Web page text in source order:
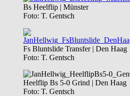
Bs Heelflip | Münster
Foto: T. Gentsch
Fs Bluntslide Transfer | Den Haag
Foto: T. Gentsch
Heelflip Bs 5-0 Grind | Den Haag
Foto: T. Gentsch